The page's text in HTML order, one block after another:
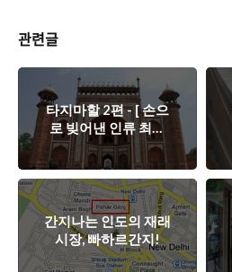
관련글
타지마할 2편 - [ 손으
로 빚어낸 인류 최고
의 유산 ]
간지나는 인도의 재래
시장, 빠하르간지!